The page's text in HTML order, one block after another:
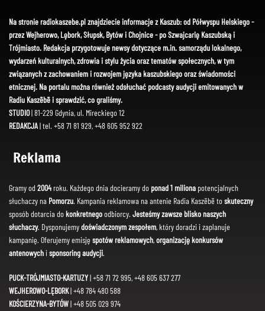
Na stronie radiokaszebe.pl znajdziecie informacje z Kaszub: od Półwyspu Helskiego -
przez Wejherowo, Lębork, Słupsk, Bytów i Chojnice - po Szwajcarię Kaszubską i
Trójmiasto. Redakcja przygotowuje newsy dotyczące m.in. samorządu lokalnego,
wydarzeń kulturalnych, zdrowia i stylu życia oraz tematów społecznych, w tym
związanych z zachowaniem i rozwojem języka kaszubskiego oraz świadomości
etnicznej. Na portalu można również odsłuchać podcasty audycji emitowanych w
Radiu Kaszëbë i sprawdzić, co graliśmy.
STUDIO| 81-229 Gdynia, ul. Mireckiego 12
REDAKCJA| tel. +58 71 81 929, +48 605 952 922
Reklama
Gramy od 2004roku. Każdego dnia docieramy do ponad 1 miliona potencjalnych
słuchaczy na Pomorzu. Kampania reklamowa na antenie Radia Kaszëbë toskuteczny
sposób dotarcia dokonkretnegoodbiorcy. Jesteśmy zawsze blisko naszych
słuchaczy. Dysponujemydoświadczonym zespołem, który doradzi i zaplanuje
kampanię. Oferujemy emisję spotów reklamowych,organizację konkursów
antenowychi sponsoring audycji.
PUCK-TRÓJMIASTO-KARTUZY| +58 71 72 995, +48 605 637 277
WEJHEROWO-LĘBORK| +48 784 480 588
KOŚCIERZYNA-BYTÓW| +48 505 029 974